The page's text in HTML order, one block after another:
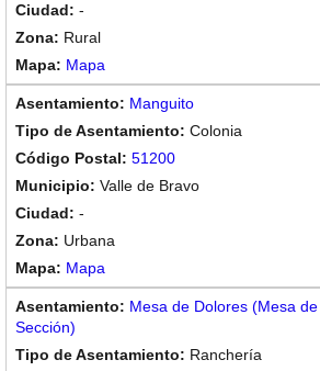
-
Rural
Mapa
Manguito
Colonia
51200
Valle de Bravo
-
Urbana
Mapa
Mesa de Dolores (Mesa
Sección)
Ranchería